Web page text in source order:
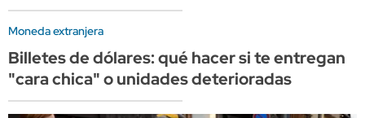
Moneda extranjera
Billetes de dólares: qué hacer si te entregan
"cara chica" o unidades deterioradas